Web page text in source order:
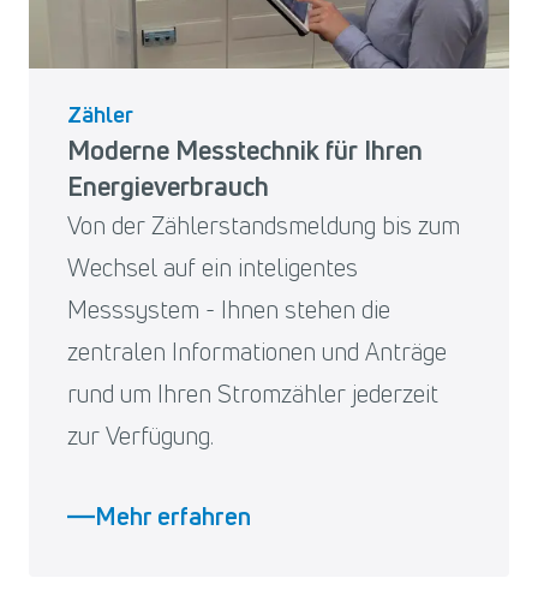
Zähler
Moderne Messtechnik für Ihren
Energieverbrauch
Von der Zählerstandsmeldung bis zum
Wechsel auf ein inteligentes
Messsystem - Ihnen stehen die
zentralen Informationen und Anträge
rund um Ihren Stromzähler jederzeit
zur Verfügung.
Mehr erfahren